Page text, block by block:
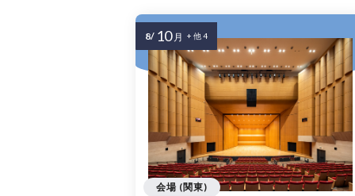
会場 (関東)
8/ 10 月 + 他 4